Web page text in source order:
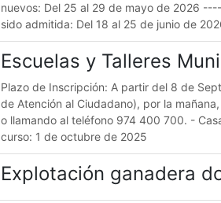
nuevos: Del 25 al 29 de mayo de 2026
sido admitida: Del 18 al 25 de junio de
Escuelas y Talleres
Plazo de Inscripción: A partir del 8 de
de Atención al Ciudadano), por la
o llamando al teléfono 974 400 700. -
curso: 1 de octubre de 2025
Explotación ganadera